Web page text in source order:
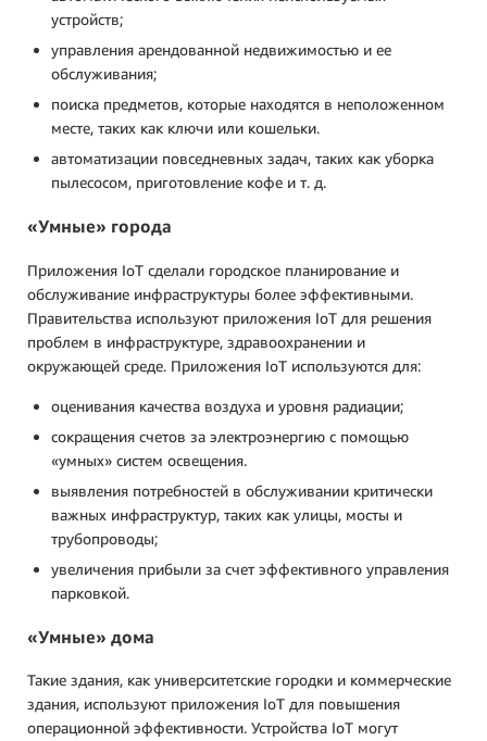
устройств;
управления арендованной недвижимостью и ее
обслуживания;
поиска предметов, которые находятся в неположенном
месте, таких как ключи или кошельки.
автоматизации повседневных задач, таких как уборка
пылесосом, приготовление кофе и т. д.
«Умные» города
Приложения IoT сделали городское планирование и
обслуживание инфраструктуры более эффективными.
Правительства используют приложения IoT для решения
проблем в инфраструктуре, здравоохранении и
окружающей среде. Приложения IoT используются для:
оценивания качества воздуха и уровня радиации;
сокращения счетов за электроэнергию с помощью
«умных» систем освещения.
выявления потребностей в обслуживании критически
важных инфраструктур, таких как улицы, мосты и
трубопроводы;
увеличения прибыли за счет эффективного управления
парковкой.
«Умные» дома
Такие здания, как университетские городки и коммерческие
здания, используют приложения IoT для повышения
операционной эффективности. Устройства IoT могут